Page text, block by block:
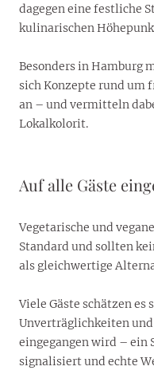
dagegen eine festliche
kulinarischen
Besonders in Hamburg
sich Konzepte rund um
an – und vermitteln
Lokalkolorit.
Auf alle Gäste
Vegetarische und
Standard und sollten
als gleichwertige
Viele Gäste schätzen es
Unverträglichkeiten
eingegangen wird – ein
signalisiert und echte